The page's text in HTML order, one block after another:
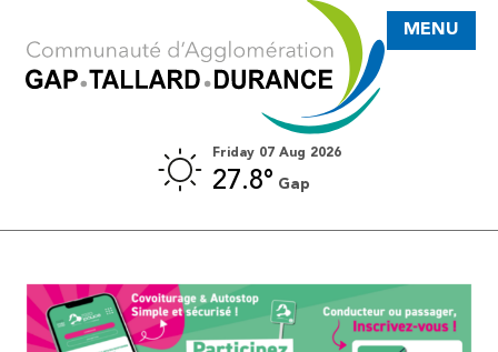
Friday 07 Aug 2026
27.8° Gap
MENU
REZO POUCE - COVOITURAGE